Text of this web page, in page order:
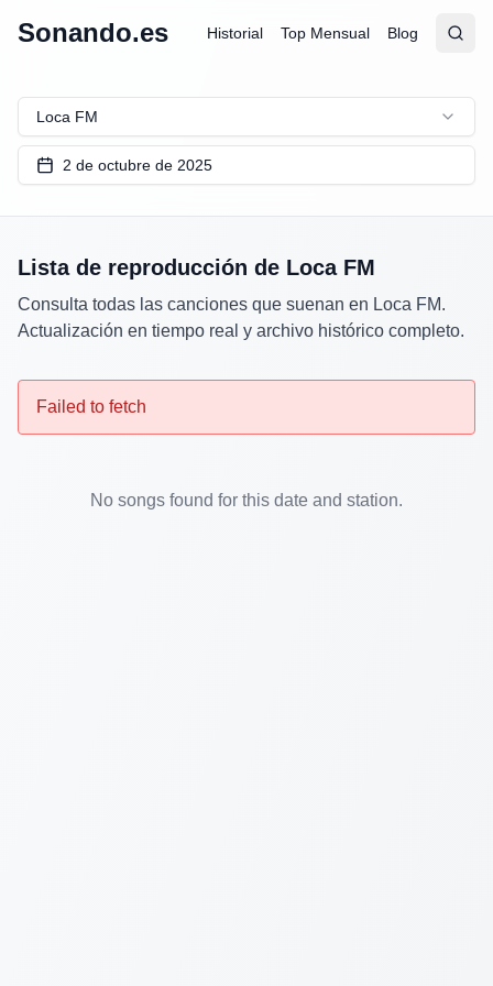
Sonando.es Historial Top Mensual Blog
Abrir
Loca FM
2 de octubre de 2025
Lista de reproducción de Loca FM
Consulta todas las canciones que suenan en Loca FM.
Actualización en tiempo real y archivo histórico completo.
Failed to fetch
No songs found for this date and station.